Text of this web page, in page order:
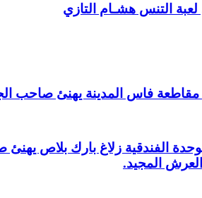
التنس هشـام التازي
المدينة يهنئ صاحب الجلالة بمناسبة
للوحدة الفندقية زلاغ بارك بلاص
المجيد.